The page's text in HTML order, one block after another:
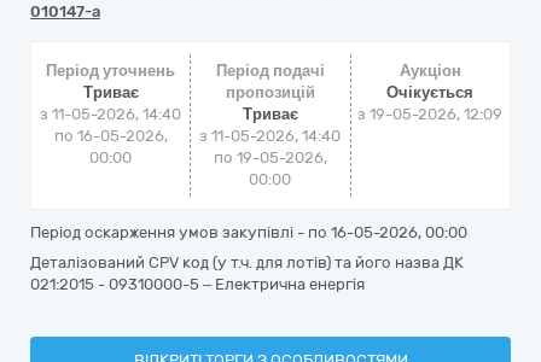
010147-a
Період уточнень
Триває
з 11-05-2026, 14:40
по 16-05-2026,
00:00
Період подачі
пропозицій
Триває
з 11-05-2026, 14:40
по 19-05-2026,
00:00
Аукціон
Очікується
з19-05-2026, 12:09
Період оскарження умов закупівлі - по 16-05-2026, 00:00
Деталізований CPV код (у т.ч. для лотів) та його назва ДК
021:2015 - 09310000-5 – Електрична енергія